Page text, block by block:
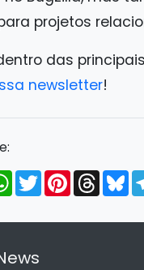
projetos
das
newsletter!
WhatsApp
TwitterPinterest